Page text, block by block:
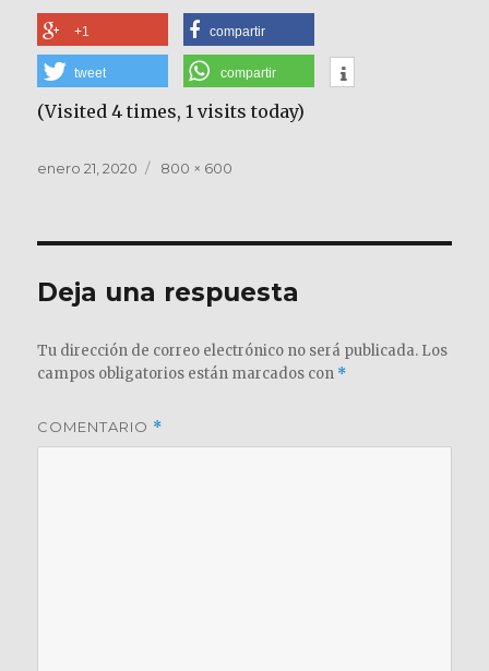
+1 compartir
tweet compartir
(Visited 4 times, 1 visits today)
Publicado
enero 21, 2020
Tamaño
800 × 600
Deja una respuesta
Tu dirección de correo electrónico no será publicada. Los
campos obligatorios están marcados con *
COMENTARIO *